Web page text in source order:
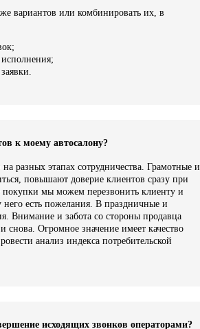
вариантов или комбинировать их, в
к моему автосалону?
разных этапах сотрудничества. Грамотные и
повышают доверие клиентов сразу при
мы можем перезвонить клиенту и
него есть пожелания. В праздничные и
Внимание и забота со стороны продавца
снова. Огромное значение имеет качество
анализ индекса потребительской
исходящих звонков операторами?